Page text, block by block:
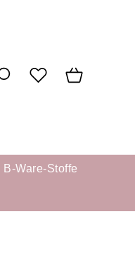
B-Ware-Stoffe